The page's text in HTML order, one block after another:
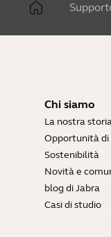
Chi siamo
La nostra
Opportunità di
Sostenibilità
Novità e
blog di Jabra
Casi di studio